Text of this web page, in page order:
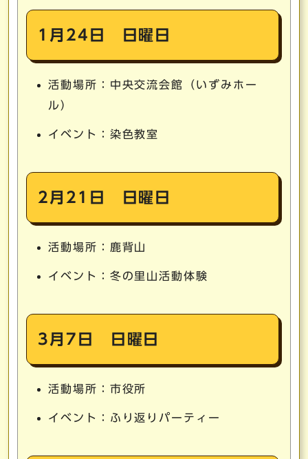
1月24日 日曜日
活動場所：中央交流会館（いずみホー
ル）
イベント：染色教室
2月21日 日曜日
活動場所：鹿背山
イベント：冬の里山活動体験
3月7日 日曜日
活動場所：市役所
イベント：ふり返りパーティー